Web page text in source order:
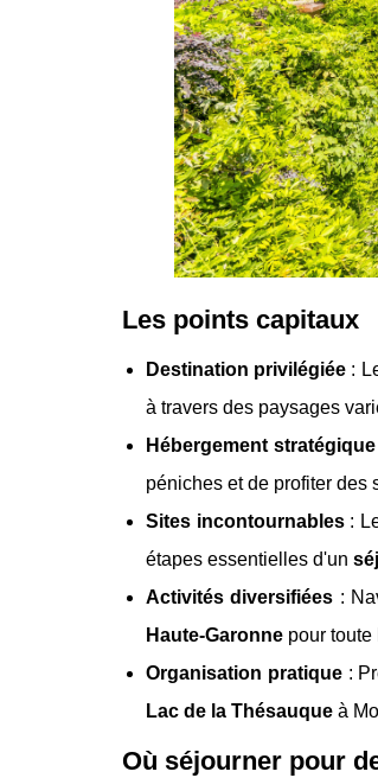
Les points capitaux
Destination privilégiée :
à travers des paysages
Hébergement stratégique
péniches et de profiter des
Sites incontournables:
étapes essentielles d'un
Activités diversifiées :
Haute-Garonne pour
Organisation pratique:
Lac de la Thésauque à
Où séjourner pour